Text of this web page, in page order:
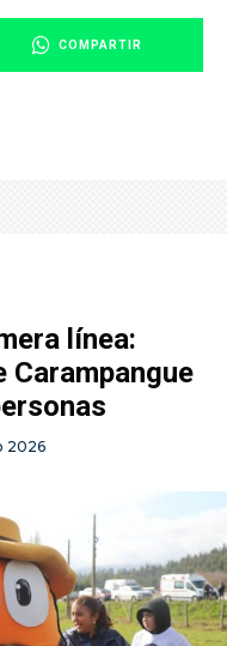
COMPARTIR
línea:
Carampangue
2026